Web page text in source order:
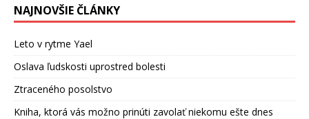
NAJNOVŠIE ČLÁNKY
Leto v rytme Yael
Oslava ľudskosti uprostred bolesti
Ztraceného posolstvo
Kniha, ktorá vás možno prinúti zavolať niekomu ešte dnes